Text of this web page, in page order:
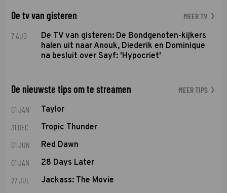
De tv van gisteren MEER TV
7 AUG
De TV van gisteren: De Bondgenoten-kijkers
halen uit naar Anouk, Diederik en Dominique
na besluit over Sayf: 'Hypocriet'
De nieuwste tips om te streamen MEER TIPS
01 JAN Taylor
31 DEC Tropic Thunder
01 JUN Red Dawn
01 JAN 28 Days Later
27 JUL Jackass: The Movie